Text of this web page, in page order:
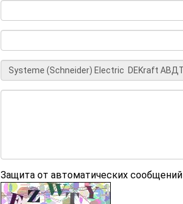
Защита от автоматических сообщений